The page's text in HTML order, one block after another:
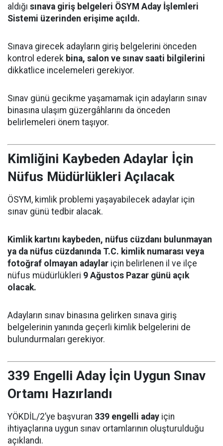
aldığı sınava giriş belgeleri ÖSYM Aday İşlemleri
Sistemi üzerinden erişime açıldı.
Sınava girecek adayların giriş belgelerini önceden
kontrol ederek bina, salon ve sınav saati bilgilerini
dikkatlice incelemeleri gerekiyor.
Sınav günü gecikme yaşamamak için adayların sınav
binasına ulaşım güzergâhlarını da önceden
belirlemeleri önem taşıyor.
Kimliğini Kaybeden Adaylar İçin
Nüfus Müdürlükleri Açılacak
ÖSYM, kimlik problemi yaşayabilecek adaylar için
sınav günü tedbir alacak.
Kimlik kartını kaybeden, nüfus cüzdanı bulunmayan
ya da nüfus cüzdanında T.C. kimlik numarası veya
fotoğraf olmayan adaylar için belirlenen il ve ilçe
nüfus müdürlükleri 9 Ağustos Pazar günü açık
olacak.
Adayların sınav binasına gelirken sınava giriş
belgelerinin yanında geçerli kimlik belgelerini de
bulundurmaları gerekiyor.
339 Engelli Aday İçin Uygun Sınav
Ortamı Hazırlandı
YÖKDİL/2’ye başvuran 339 engelli aday için
ihtiyaçlarına uygun sınav ortamlarının oluşturulduğu
açıklandı.